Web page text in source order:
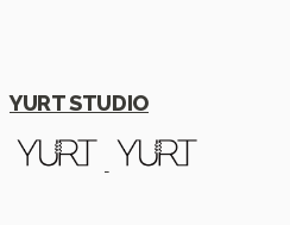
YURT STUDIO